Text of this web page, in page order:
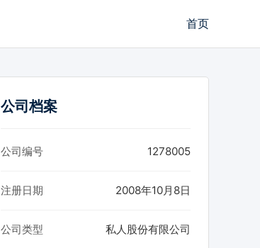
首页
公司档案
公司编号 1278005
注册日期 2008年10月8日
公司类型 私人股份有限公司